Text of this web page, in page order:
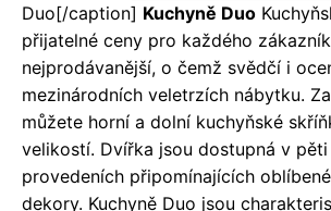
Duo[/caption] Kuchyně Duo
přijatelné ceny pro každého
nejprodávanější, o čemž svědčí i
mezinárodních veletrzích nábytku.
můžete horní a dolní kuchyňské
velikostí. Dvířka jsou dostupná v
provedeních připomínajících
dekory. Kuchyně Duo jsou